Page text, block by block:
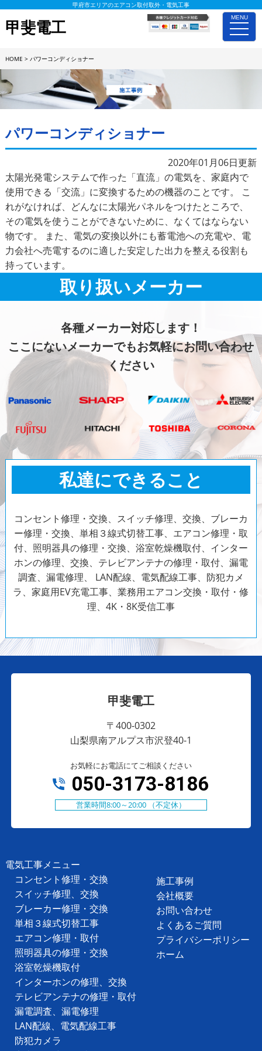
MENU
toggle
甲府市エリアのエアコン取付取外・電気工事
甲斐電工
HOME > パワーコンディショナー
パワーコンディショナー
2020年01月06日更新
太陽光発電システムで作った「直流」の電気を、家庭内で
使用できる「交流」に変換するための機器のことです。 こ
れがなければ、どんなに太陽光パネルをつけたところで、
その電気を使うことができないために、なくてはならない
物です。 また、電気の変換以外にも蓄電池への充電や、電
力会社へ売電するのに適した安定した出力を整える役割も
持っています。
取り扱いメーカー
各種メーカー対応します！
ここにないメーカーでもお気軽にお問い合わせ
ください
私達にできること
コンセント修理・交換、スイッチ修理、交換、ブレーカ
ー修理・交換、単相３線式切替工事、エアコン修理・取
付、照明器具の修理・交換、浴室乾燥機取付、インター
ホンの修理、交換、テレビアンテナの修理・取付、漏電
調査、漏電修理、 LAN配線、電気配線工事、防犯カメ
ラ、家庭用EV充電工事、業務用エアコン交換・取付・修
理、4K・8K受信工事
甲斐電工
〒400-0302
山梨県南アルプス市沢登40-1
お気軽にお電話にてご相談ください
050-3173-8186
営業時間8:00～20:00 （不定休）
電気工事メニュー
コンセント修理・交換
スイッチ修理、交換
ブレーカー修理・交換
単相３線式切替工事
エアコン修理・取付
照明器具の修理・交換
浴室乾燥機取付
インターホンの修理、交換
テレビアンテナの修理・取付
漏電調査、漏電修理
LAN配線、電気配線工事
防犯カメラ
施工事例
会社概要
お問い合わせ
よくあるご質問
プライバシーポリシー
ホーム